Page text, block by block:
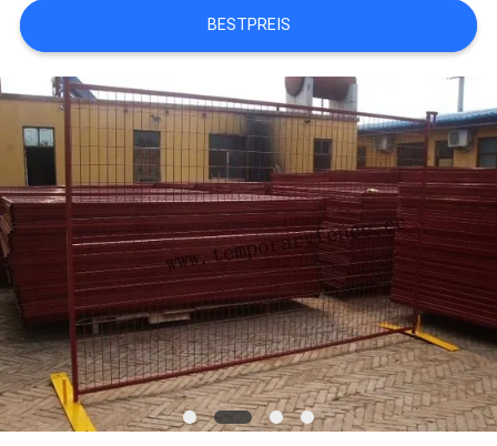
ZITAT
SITEMAP
PRIVACY
POLICY
BESTPREIS